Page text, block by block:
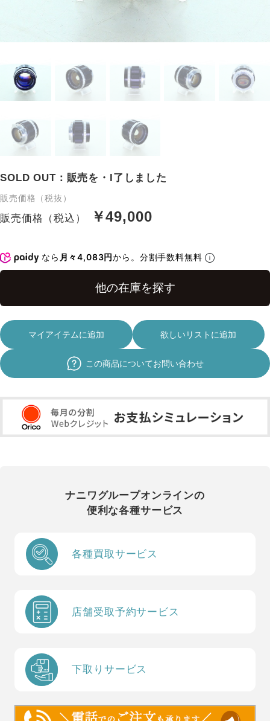
SOLD OUT：販売を・I了しました
販売価格（税抜）
販売価格（税込） ￥49,000
なら 月々4,083円から。分割手数料無料
マイアイテムに追加 欲しいリストに追加
この商品についてお問い合わせ
ナニワグループオンラインの
便利な各種サービス
各種買取サービス
店舗受取予約サービス
下取りサービス